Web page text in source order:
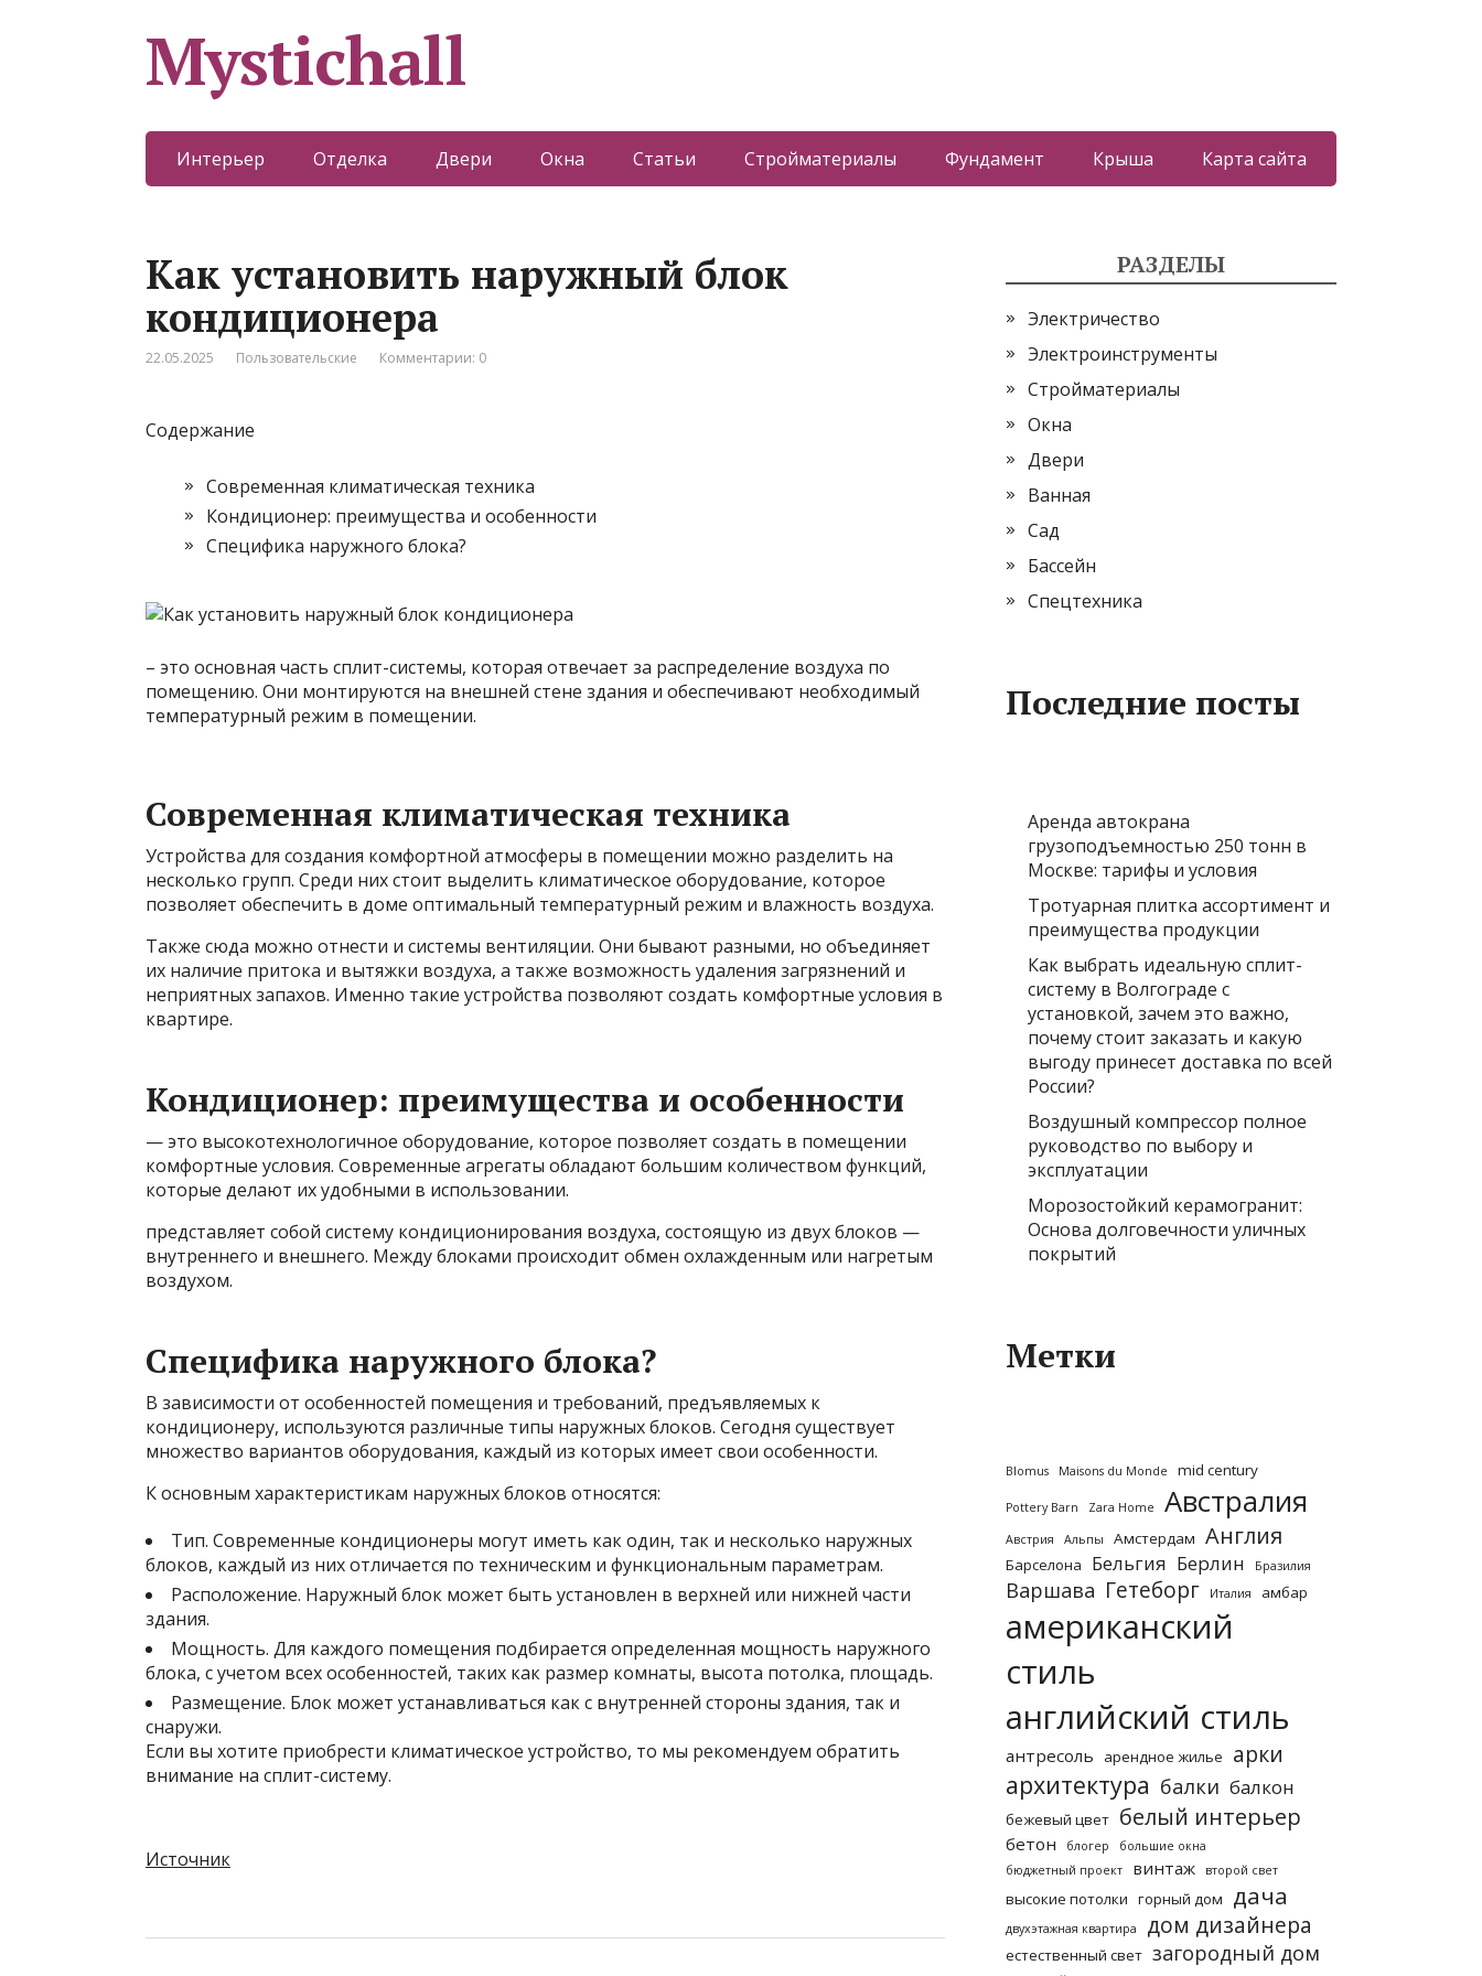
Mystichall
Интерьер Отделка Двери Окна Статьи Стройматериалы Фундамент Крыша Карта сайта
Как установить наружный блок
кондиционера
22.05.2025 Пользовательские Комментарии: 0
Содержание
Современная климатическая техника
Кондиционер: преимущества и особенности
Специфика наружного блока?
– это основная часть сплит-системы, которая отвечает за распределение воздуха по
помещению. Они монтируются на внешней стене здания и обеспечивают необходимый
температурный режим в помещении.
Современная климатическая техника
Устройства для создания комфортной атмосферы в помещении можно разделить на
несколько групп. Среди них стоит выделить климатическое оборудование, которое
позволяет обеспечить в доме оптимальный температурный режим и влажность воздуха.
Также сюда можно отнести и системы вентиляции. Они бывают разными, но объединяет
их наличие притока и вытяжки воздуха, а также возможность удаления загрязнений и
неприятных запахов. Именно такие устройства позволяют создать комфортные условия в
квартире.
Кондиционер: преимущества и особенности
— это высокотехнологичное оборудование, которое позволяет создать в помещении
комфортные условия. Современные агрегаты обладают большим количеством функций,
которые делают их удобными в использовании.
представляет собой систему кондиционирования воздуха, состоящую из двух блоков —
внутреннего и внешнего. Между блоками происходит обмен охлажденным или нагретым
воздухом.
Специфика наружного блока?
В зависимости от особенностей помещения и требований, предъявляемых к
кондиционеру, используются различные типы наружных блоков. Сегодня существует
множество вариантов оборудования, каждый из которых имеет свои особенности.
К основным характеристикам наружных блоков относятся:
Тип. Современные кондиционеры могут иметь как один, так и несколько наружных
блоков, каждый из них отличается по техническим и функциональным параметрам.
Расположение. Наружный блок может быть установлен в верхней или нижней части
здания.
Мощность. Для каждого помещения подбирается определенная мощность наружного
блока, с учетом всех особенностей, таких как размер комнаты, высота потолка, площадь.
Размещение. Блок может устанавливаться как с внутренней стороны здания, так и
снаружи.
Если вы хотите приобрести климатическое устройство, то мы рекомендуем обратить
внимание на сплит-систему.
Источник
РАЗДЕЛЫ
Электричество
Электроинструменты
Стройматериалы
Окна
Двери
Ванная
Сад
Бассейн
Спецтехника
Последние посты
Аренда автокрана
грузоподъемностью 250 тонн в
Москве: тарифы и условия
Тротуарная плитка ассортимент и
преимущества продукции
Как выбрать идеальную сплит-
систему в Волгограде с
установкой, зачем это важно,
почему стоит заказать и какую
выгоду принесет доставка по всей
России?
Воздушный компрессор полное
руководство по выбору и
эксплуатации
Морозостойкий керамогранит:
Основа долговечности уличных
покрытий
Метки
Blomus Maisons du Monde mid century
Pottery Barn Zara Home Австралия
Австрия Альпы Амстердам Англия
Барселона Бельгия Берлин Бразилия
Варшава Гетеборг Италия амбар
американский
стиль
английский стиль
антресоль арендное жилье арки
архитектура балки балкон
бежевый цвет белый интерьер
бетон блогер
большие окна
бюджетный проект
винтаж второй свет
высокие потолки горный дом дача
двухэтажная квартира дом дизайнера
естественный свет загородный дом